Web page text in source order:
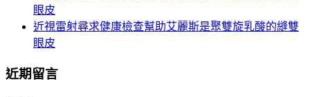
眼皮
近視雷射尋求健康檢查幫助艾麗斯是聚雙旋乳酸的縫雙
眼皮
近期留言